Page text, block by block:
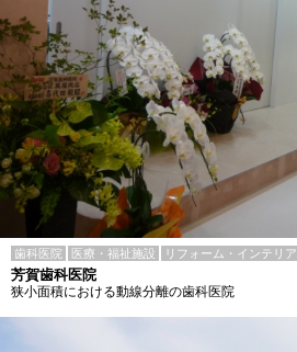
歯科医院 医療・福祉施設 リフォーム・インテリア
芳賀歯科医院
狭小面積における動線分離の歯科医院